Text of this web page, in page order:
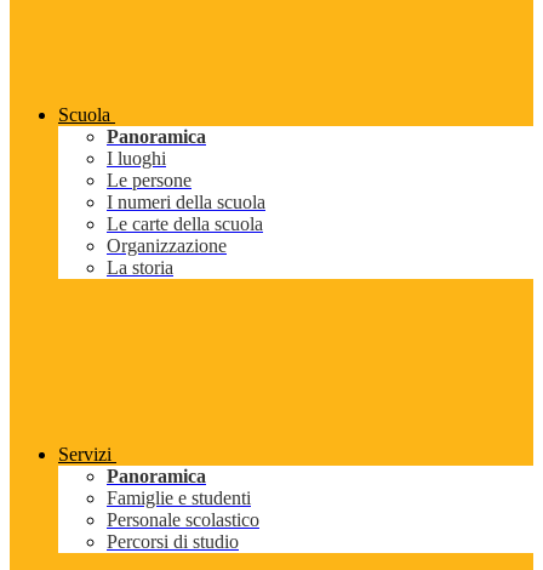
Scuola
Panoramica
I luoghi
Le persone
I numeri della scuola
Le carte della scuola
Organizzazione
La storia
Servizi
Panoramica
Famiglie e studenti
Personale scolastico
Percorsi di studio